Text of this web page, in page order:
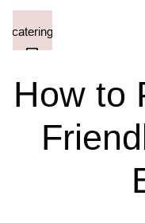
How to